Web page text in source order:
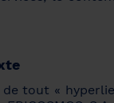
tout «